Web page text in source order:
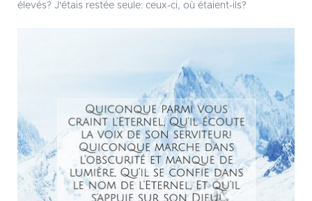
élevés? J'étais restée seule: ceux-ci, où étaient-ils?